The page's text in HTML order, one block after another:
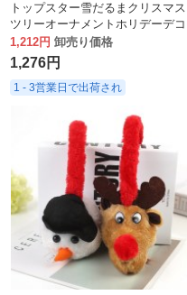
トップスター雪だるまクリスマス
ツリーオーナメントホリデーデコ
レーション雰囲気アレンジ用品
1,212円 卸売り価格
1,276円
1 - 3営業日で出荷され